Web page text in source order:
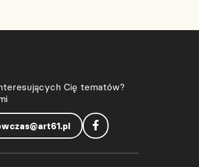
Cię tematów?